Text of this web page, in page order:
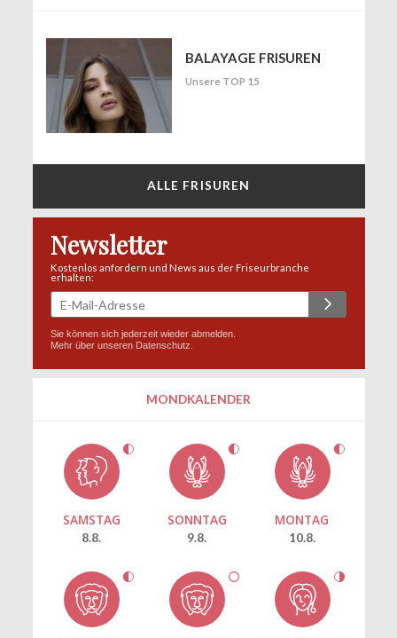
BALAYAGE FRISUREN
Unsere TOP 15
ALLE FRISUREN
Newsletter
Kostenlos anfordern und News aus der Friseurbranche
erhalten:
Sie können sich jederzeit wieder abmelden.
Mehr über unseren Datenschutz
MONDKALENDER
SAMSTAG
8.8.
SONNTAG
9.8.
MONTAG
10.8.